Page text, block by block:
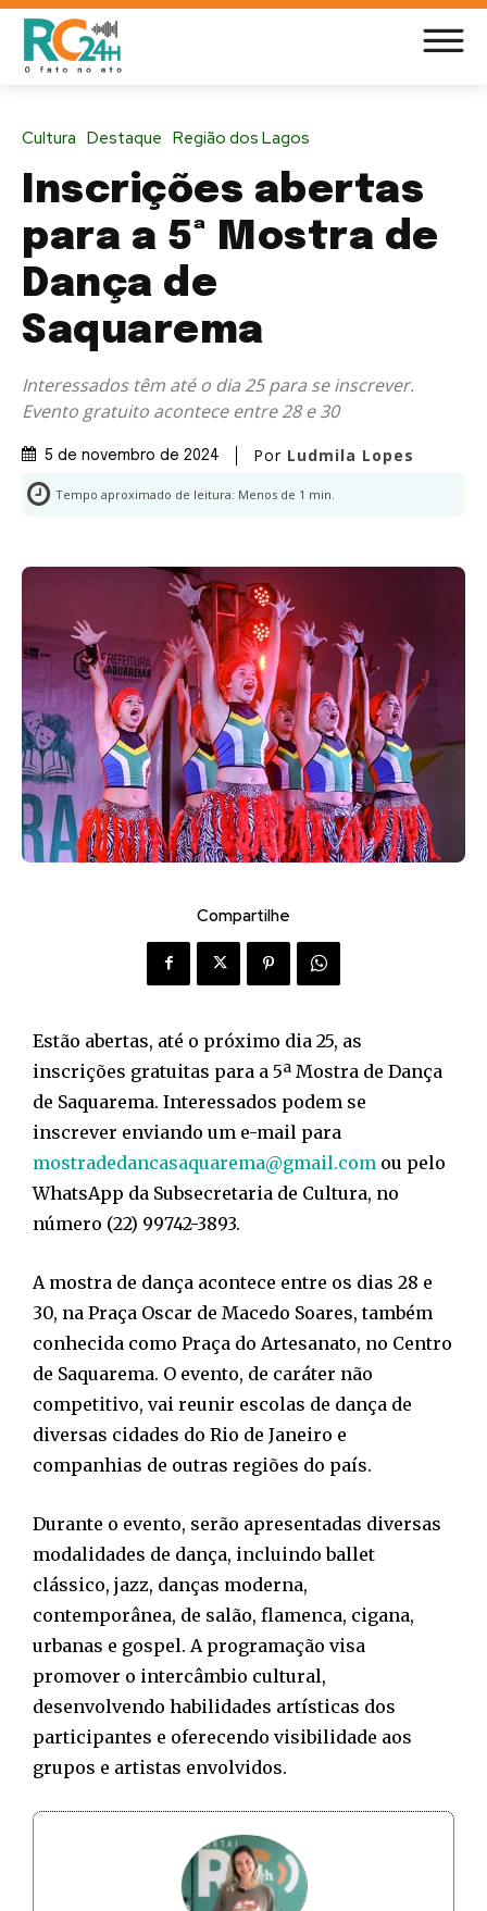
Cultura Destaque Região dos Lagos
Inscrições abertas
para a 5ª Mostra de
Dança de
Saquarema
Interessados têm até o dia 25 para se inscrever.
Evento gratuito acontece entre 28 e 30
5 de novembro de 2024 Por Ludmila Lopes
Tempo aproximado de leitura: Menos de 1 min.
Compartilhe
Estão abertas, até o próximo dia 25, as
inscrições gratuitas para a 5ª Mostra de Dança
de Saquarema. Interessados podem se
inscrever enviando um e-mail para
mostradedancasaquarema@gmail.com ou pelo
WhatsApp da Subsecretaria de Cultura, no
número (22) 99742-3893.
A mostra de dança acontece entre os dias 28 e
30, na Praça Oscar de Macedo Soares, também
conhecida como Praça do Artesanato, no Centro
de Saquarema. O evento, de caráter não
competitivo, vai reunir escolas de dança de
diversas cidades do Rio de Janeiro e
companhias de outras regiões do país.
Durante o evento, serão apresentadas diversas
modalidades de dança, incluindo ballet
clássico, jazz, danças moderna,
contemporânea, de salão, flamenca, cigana,
urbanas e gospel. A programação visa
promover o intercâmbio cultural,
desenvolvendo habilidades artísticas dos
participantes e oferecendo visibilidade aos
grupos e artistas envolvidos.